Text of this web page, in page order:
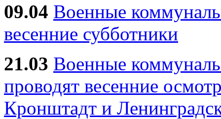
09.04 Военные
весенние субботники
21.03 Военные
проводят весенние
Кронштадт и